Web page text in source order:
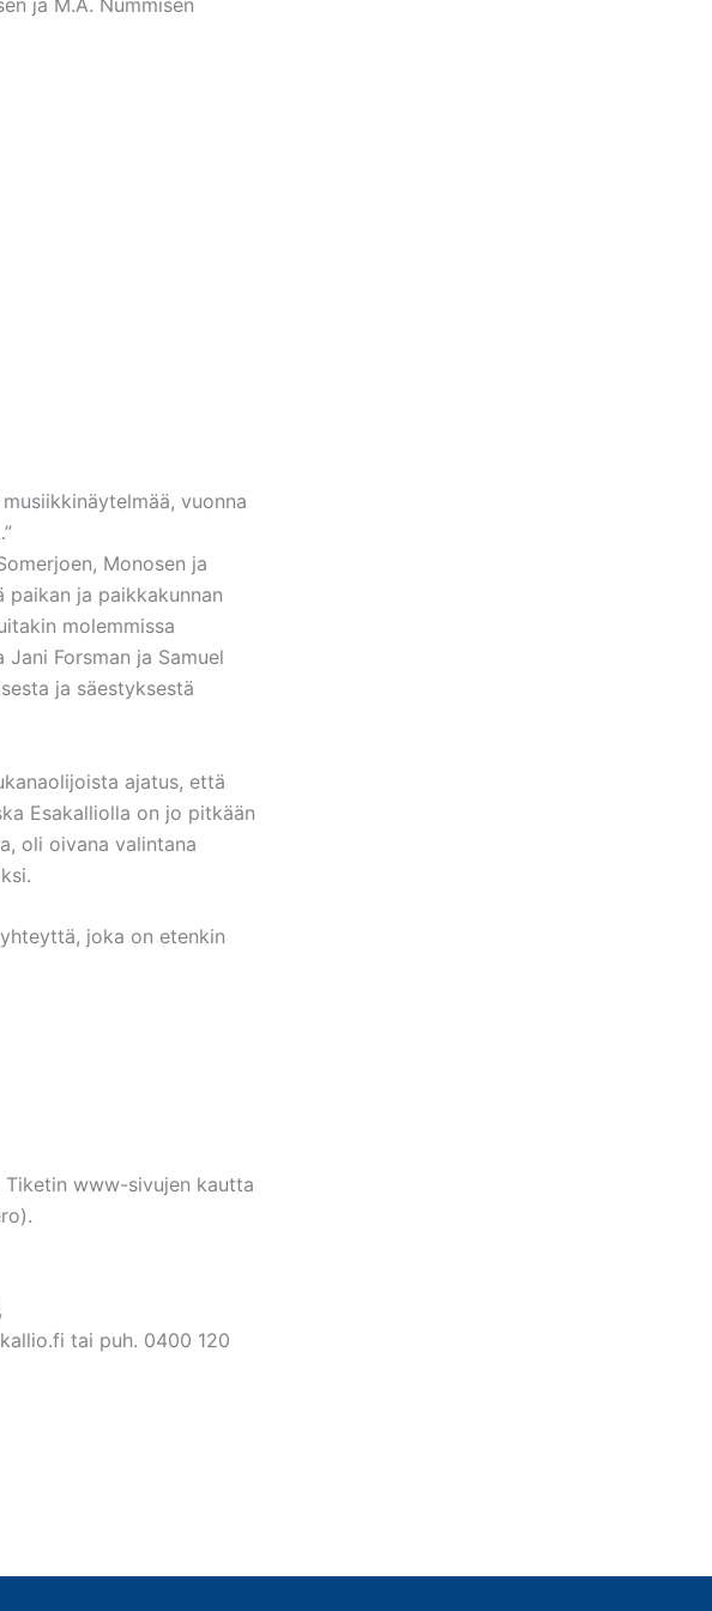
ja M.A. Nummisen
vuonna
Monosen ja
paikan ja paikkakunnan
molemmissa
Forsman ja Samuel
ja säestyksestä
ajatus, että
Esakalliolla on jo pitkään
oli oivana valintana
joka on etenkin
www-sivujen kautta
tai puh. 0400 120